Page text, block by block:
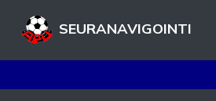
SEURANAVIGOINTI